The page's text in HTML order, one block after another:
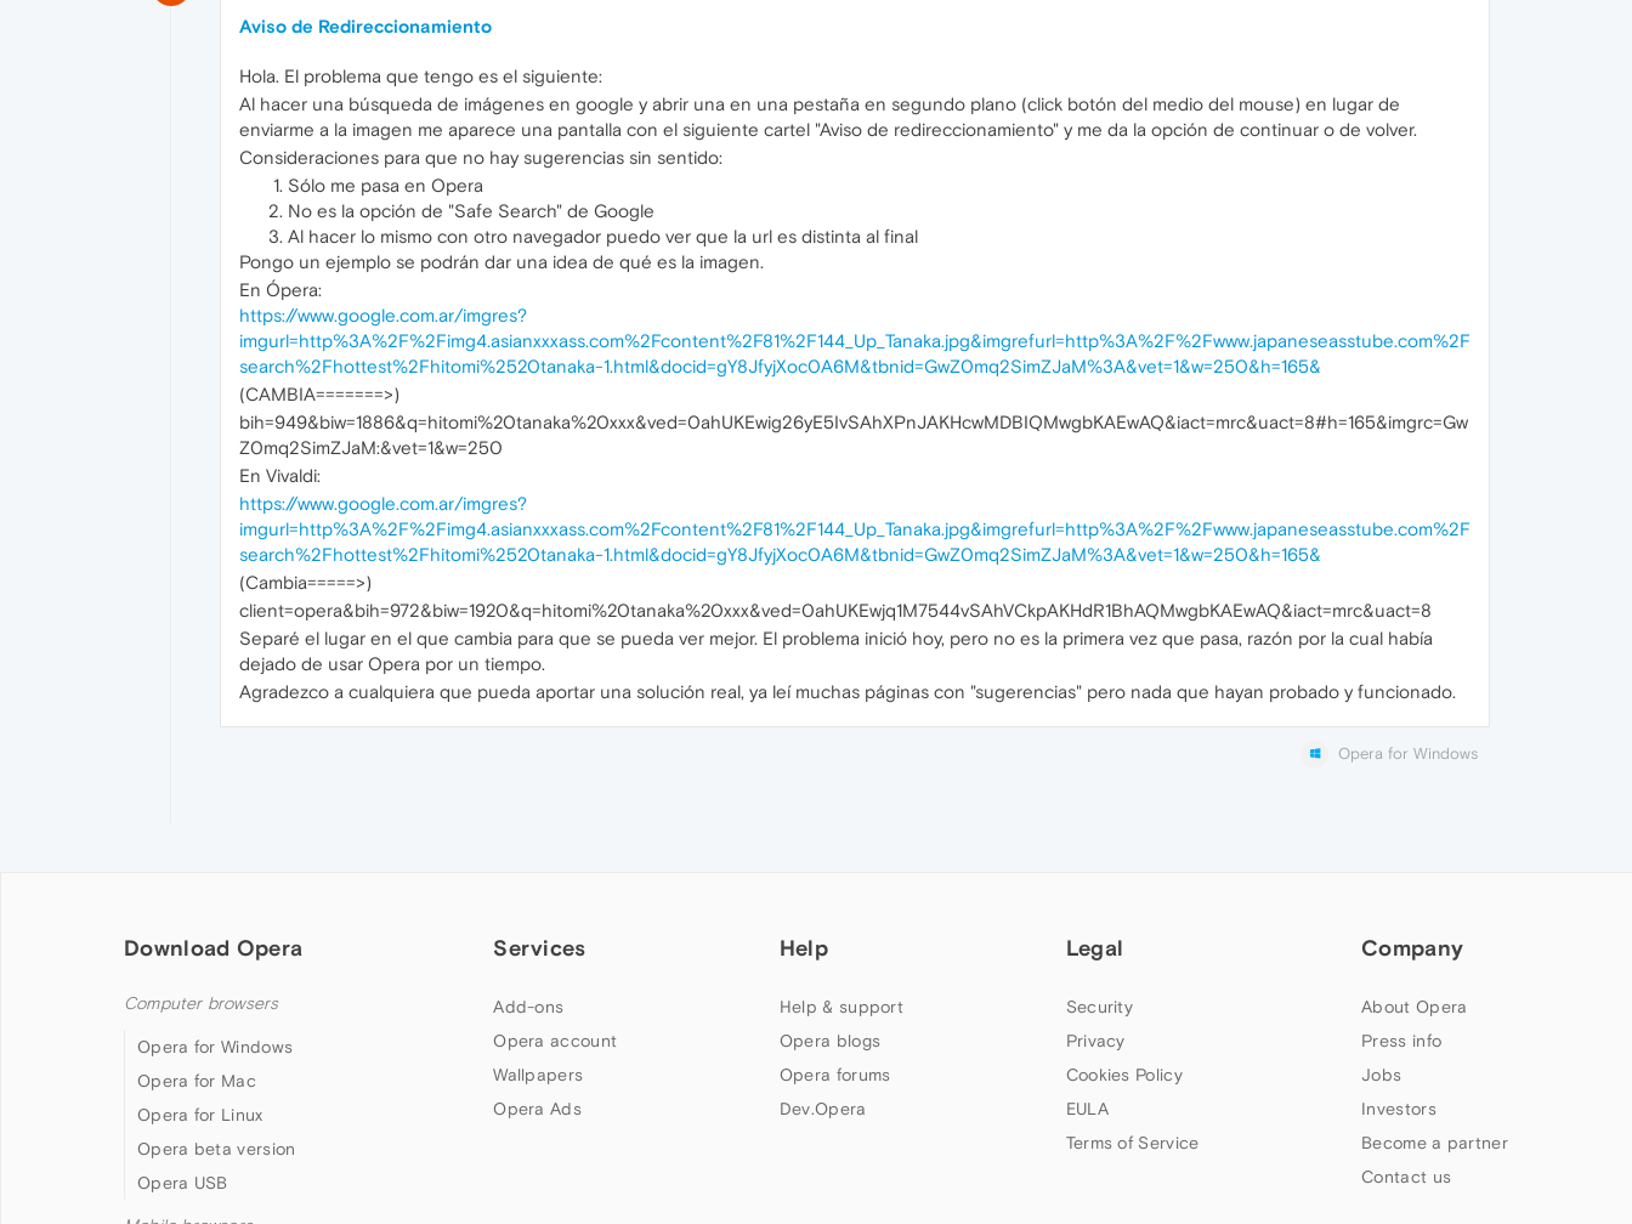
Aviso de Redireccionamiento
Hola. El problema que tengo es el siguiente:
Al hacer una búsqueda de imágenes en google y abrir una en una pestaña en segundo plano (click botón del medio del mouse) en lugar de
enviarme a la imagen me aparece una pantalla con el siguiente cartel "Aviso de redireccionamiento" y me da la opción de continuar o de volver.
Consideraciones para que no hay sugerencias sin sentido:
Sólo me pasa en Opera
No es la opción de "Safe Search" de Google
Al hacer lo mismo con otro navegador puedo ver que la url es distinta al final
Pongo un ejemplo se podrán dar una idea de qué es la imagen.
En Ópera:
https://www.google.com.ar/imgres?
imgurl=http%3A%2F%2Fimg4.asianxxxass.com%2Fcontent%2F81%2F144_Up_Tanaka.jpg&imgrefurl=http%3A%2F%2Fwww.japaneseasstube.com%2F
search%2Fhottest%2Fhitomi%2520tanaka-1.html&docid=gY8JfyjXoc0A6M&tbnid=GwZ0mq2SimZJaM%3A&vet=1&w=250&h=165&
(CAMBIA=======>)
bih=949&biw=1886&q=hitomi%20tanaka%20xxx&ved=0ahUKEwig26yE5IvSAhXPnJAKHcwMDBIQMwgbKAEwAQ&iact=mrc&uact=8#h=165&imgrc=Gw
Z0mq2SimZJaM:&vet=1&w=250
En Vivaldi:
https://www.google.com.ar/imgres?
imgurl=http%3A%2F%2Fimg4.asianxxxass.com%2Fcontent%2F81%2F144_Up_Tanaka.jpg&imgrefurl=http%3A%2F%2Fwww.japaneseasstube.com%2F
search%2Fhottest%2Fhitomi%2520tanaka-1.html&docid=gY8JfyjXoc0A6M&tbnid=GwZ0mq2SimZJaM%3A&vet=1&w=250&h=165&
(Cambia=====>)
client=opera&bih=972&biw=1920&q=hitomi%20tanaka%20xxx&ved=0ahUKEwjq1M7544vSAhVCkpAKHdR1BhAQMwgbKAEwAQ&iact=mrc&uact=8
Separé el lugar en el que cambia para que se pueda ver mejor. El problema inició hoy, pero no es la primera vez que pasa, razón por la cual había
dejado de usar Opera por un tiempo.
Agradezco a cualquiera que pueda aportar una solución real, ya leí muchas páginas con "sugerencias" pero nada que hayan probado y funcionado.
Opera for Windows
Download Opera
Computer browsers
Opera for Windows
Opera for Mac
Opera for Linux
Opera beta version
Opera USB
Services
Add-ons
Opera account
Wallpapers
Opera Ads
Help
Help & support
Opera blogs
Opera forums
Dev.Opera
Legal
Security
Privacy
Cookies Policy
EULA
Terms of Service
Company
About Opera
Press info
Jobs
Investors
Become a partner
Contact us